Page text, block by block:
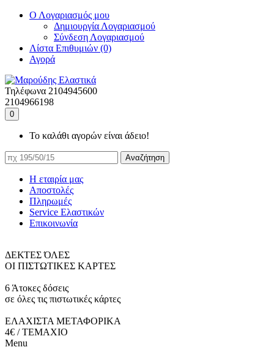
Ο Λογαριασμός μου
Δημιουργία Λογαριασμού
Σύνδεση Λογαριασμού
Λίστα Επιθυμιών (0)
Αγορά
Τηλέφωνα 2104945600
2104966198
0
Το καλάθι αγορών είναι άδειο!
Αναζήτηση
Η εταιρία μας
Αποστολές
Πληρωμές
Service Ελαστικών
Επικοινωνία
ΔΕΚΤΕΣ ΌΛΕΣ
ΟΙ ΠΙΣΤΩΤΙΚΕΣ ΚΑΡΤΕΣ
6 Άτοκες δόσεις
σε όλες τις πιστωτικές κάρτες
ΕΛΑΧΙΣΤΑ ΜΕΤΑΦΟΡΙΚΑ
4€ / ΤΕΜΑΧΙΟ
Menu